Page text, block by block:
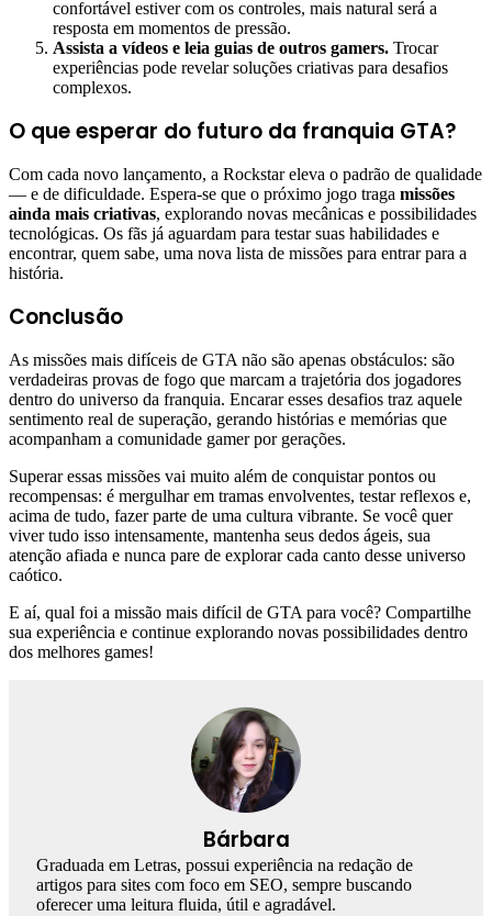
confortável estiver com os controles, mais natural será a
resposta em momentos de pressão.
Assista a vídeos e leia guias de outros gamers. Trocar
experiências pode revelar soluções criativas para desafios
complexos.
O que esperar do futuro da franquia GTA?
Com cada novo lançamento, a Rockstar eleva o padrão de qualidade
— e de dificuldade. Espera-se que o próximo jogo traga missões
ainda mais criativas, explorando novas mecânicas e possibilidades
tecnológicas. Os fãs já aguardam para testar suas habilidades e
encontrar, quem sabe, uma nova lista de missões para entrar para a
história.
Conclusão
As missões mais difíceis de GTA não são apenas obstáculos: são
verdadeiras provas de fogo que marcam a trajetória dos jogadores
dentro do universo da franquia. Encarar esses desafios traz aquele
sentimento real de superação, gerando histórias e memórias que
acompanham a comunidade gamer por gerações.
Superar essas missões vai muito além de conquistar pontos ou
recompensas: é mergulhar em tramas envolventes, testar reflexos e,
acima de tudo, fazer parte de uma cultura vibrante. Se você quer
viver tudo isso intensamente, mantenha seus dedos ágeis, sua
atenção afiada e nunca pare de explorar cada canto desse universo
caótico.
E aí, qual foi a missão mais difícil de GTA para você? Compartilhe
sua experiência e continue explorando novas possibilidades dentro
dos melhores games!
Bárbara
Graduada em Letras, possui experiência na redação de
artigos para sites com foco em SEO, sempre buscando
oferecer uma leitura fluida, útil e agradável.